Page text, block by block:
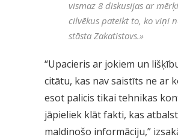
vismaz 8 diskusijas ar
cilvēkus pateikt to, ko viņi
stāsta Zakatistovs.»
“Upacieris ar jokiem un
citātu, kas nav saistīts ne ar
esot palicis tikai tehnikas
jāpieliek klāt fakti, kas
maldinošo informāciju,”